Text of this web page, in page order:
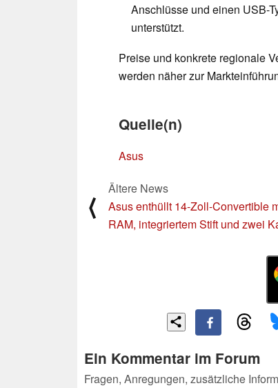
Anschlüsse und einen USB-
unterstützt.
Preise und konkrete regionale
werden näher zur
Quelle(n)
Asus
⟨
Ältere News
Asus enthüllt 14-Zoll-Convertible
RAM, integriertem Stift und zwei
Ein Kommentar im Forum
Fragen, Anregungen, zusätzliche